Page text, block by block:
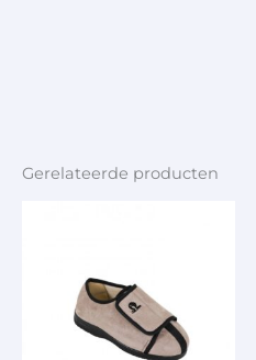
Gerelateerde producten